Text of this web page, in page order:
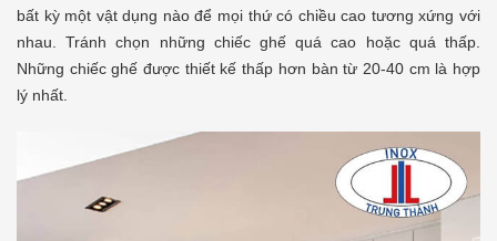
bất kỳ một vật dụng nào để mọi thứ có chiều cao tương xứng với
nhau. Tránh chọn những chiếc ghế quá cao hoặc quá thấp.
Những chiếc ghế được thiết kế thấp hơn bàn từ 20-40 cm là hợp
lý nhất.